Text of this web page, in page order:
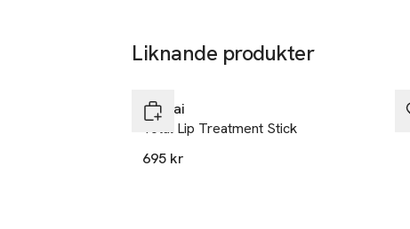
Liknande produkter
Sensai
Total Lip Treatment Stick
695 kr